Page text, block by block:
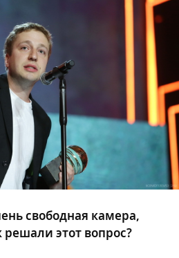
свободная камера,
этот вопрос?